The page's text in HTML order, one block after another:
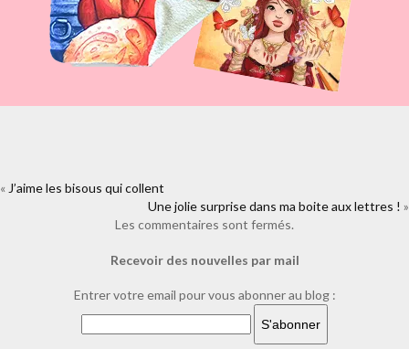
https://www.facebook.com/plugins/like.php?
href=https%3A%2F%2Fwww.laure-
illustrations.com%2F2010%2F03%2Fune-illustration-de-gentils-
« J’aime les bisous qui collent
Une jolie surprise dans ma boite aux lettres ! »
Les commentaires sont fermés.
Recevoir des nouvelles par mail
Entrer votre email pour vous abonner au blog :